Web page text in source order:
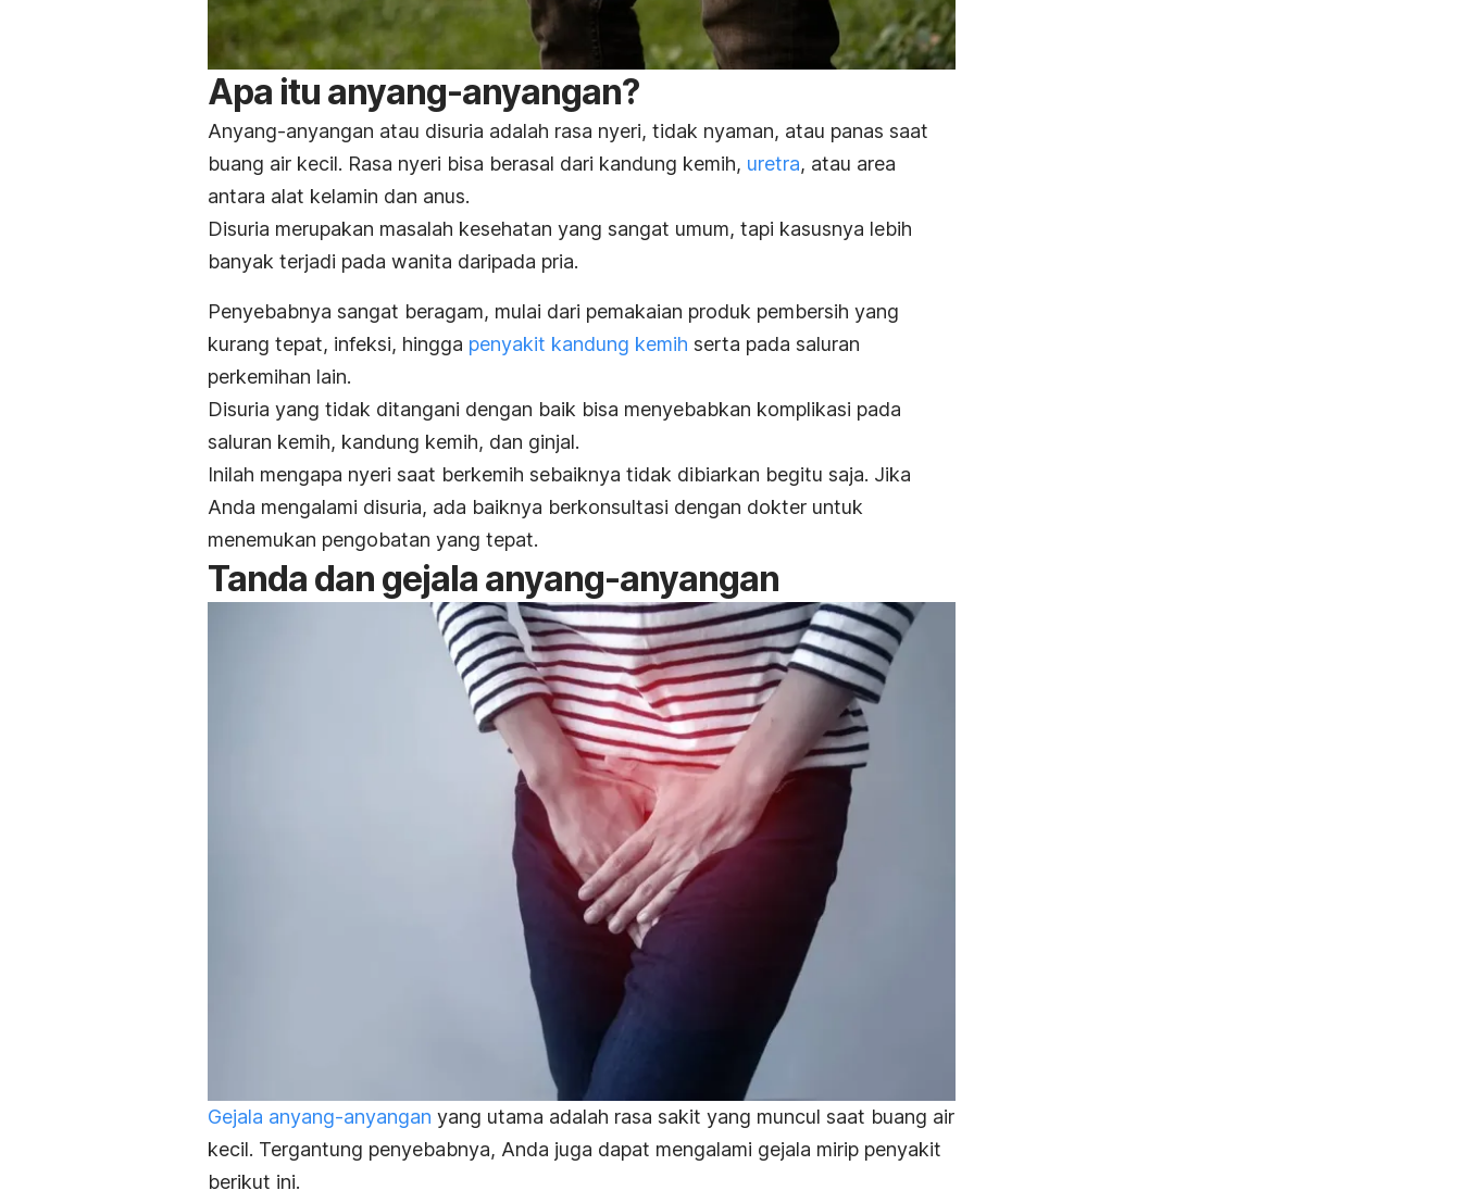
Apa itu anyang-anyangan?
Anyang-anyangan atau disuria adalah rasa nyeri, tidak nyaman, atau panas saat
buang air kecil. Rasa nyeri bisa berasal dari kandung kemih, uretra, atau area
antara alat kelamin dan anus.
Disuria merupakan masalah kesehatan yang sangat umum, tapi kasusnya lebih
banyak terjadi pada wanita daripada pria.
Penyebabnya sangat beragam, mulai dari pemakaian produk pembersih yang
kurang tepat, infeksi, hingga penyakit kandung kemih serta pada saluran
perkemihan lain.
Disuria yang tidak ditangani dengan baik bisa menyebabkan komplikasi pada
saluran kemih, kandung kemih, dan ginjal.
Inilah mengapa nyeri saat berkemih sebaiknya tidak dibiarkan begitu saja. Jika
Anda mengalami disuria, ada baiknya berkonsultasi dengan dokter untuk
menemukan pengobatan yang tepat.
Tanda dan gejala anyang-anyangan
Gejala anyang-anyangan yang utama adalah rasa sakit yang muncul saat buang air
kecil. Tergantung penyebabnya, Anda juga dapat mengalami gejala mirip penyakit
berikut ini.